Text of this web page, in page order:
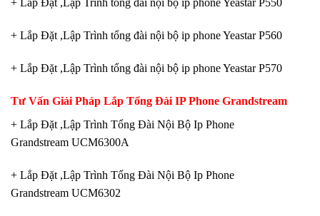
+ Lắp Đặt ,Lập Trình tổng đài nội bộ ip phone Yeastar P550
+ Lắp Đặt ,Lập Trình tổng đài nội bộ ip phone Yeastar P560
+ Lắp Đặt ,Lập Trình tổng đài nội bộ ip phone Yeastar P570
Tư Vấn Giải Pháp Lắp Tổng Đài IP Phone Grandstream
+ Lắp Đặt ,Lập Trình Tổng Đài Nội Bộ Ip Phone
Grandstream UCM6300A
+ Lắp Đặt ,Lập Trình Tổng Đài Nội Bộ Ip Phone
Grandstream UCM6302